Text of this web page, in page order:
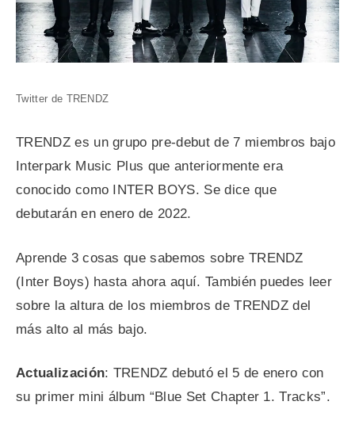
Twitter de TRENDZ
TRENDZ es un grupo pre-debut de 7 miembros bajo
Interpark Music Plus que anteriormente era
conocido como INTER BOYS. Se dice que
debutarán en enero de 2022.
Aprende 3 cosas que sabemos sobre TRENDZ
(Inter Boys) hasta ahora aquí. También puedes leer
sobre la altura de los miembros de TRENDZ del
más alto al más bajo.
Actualización: TRENDZ debutó el 5 de enero con
su primer mini álbum “Blue Set Chapter 1. Tracks”.